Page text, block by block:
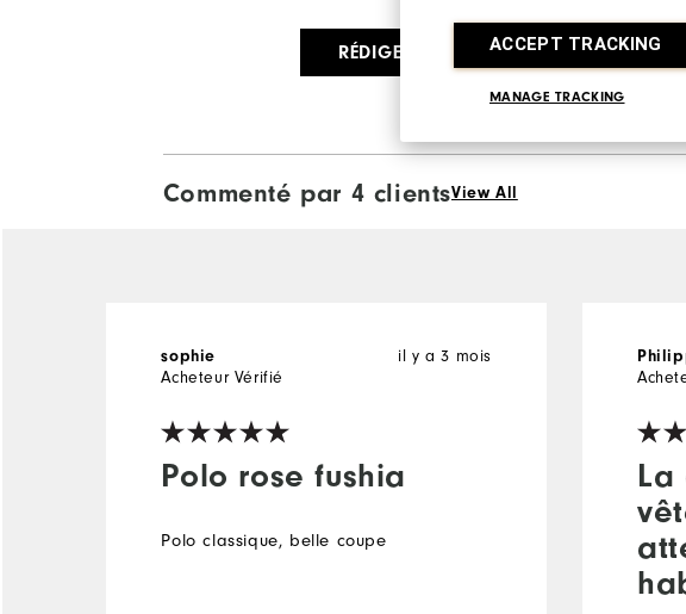
ACCEPT TRACKING
MANAGE TRACKING
RÉDIGER UN AVIS
Commenté par 4 clientsView All
Polo rose fushia
il y a 3 mois
sophie
Acheteur Vérifié
Polo classique, belle coupe
La